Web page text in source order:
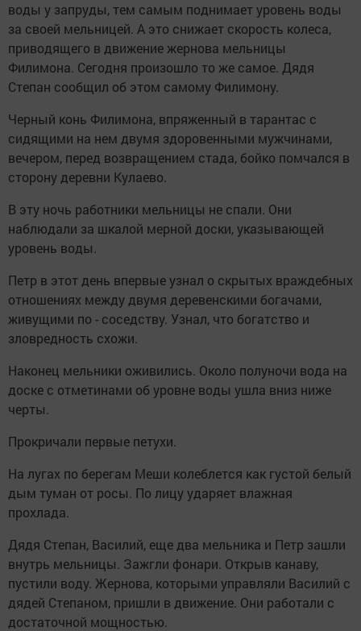
воды у запруды, тем самым поднимает уровень воды
за своей мельницей. А это снижает скорость колеса,
приводящего в движение жернова мельницы
Филимона. Сегодня произошло то же самое. Дядя
Степан сообщил об этом самому Филимону.
Черный конь Филимона, впряженный в тарантас с
сидящими на нем двумя здоровенными мужчинами,
вечером, перед возвращением стада, бойко помчался в
сторону деревни Кулаево.
В эту ночь работники мельницы не спали. Они
наблюдали за шкалой мерной доски, указывающей
уровень воды.
Петр в этот день впервые узнал о скрытых враждебных
отношениях между двумя деревенскими богачами,
живущими по - соседству. Узнал, что богатство и
зловредность схожи.
Наконец мельники оживились. Около полуночи вода на
доске с отметинами об уровне воды ушла вниз ниже
черты.
Прокричали первые петухи.
На лугах по берегам Меши колеблется как густой белый
дым туман от росы. По лицу ударяет влажная
прохлада.
Дядя Степан, Василий, еще два мельника и Петр зашли
внутрь мельницы. Зажгли фонари. Открыв канаву,
пустили воду. Жернова, которыми управляли Василий с
дядей Степаном, пришли в движение. Они работали с
достаточной мощностью.